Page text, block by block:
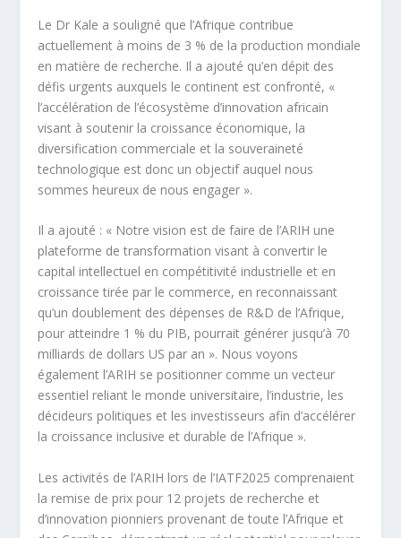
Le Dr Kale a souligné que l’Afrique contribue
actuellement à moins de 3 % de la production mondiale
en matière de recherche. Il a ajouté qu’en dépit des
défis urgents auxquels le continent est confronté, «
l’accélération de l’écosystème d’innovation africain
visant à soutenir la croissance économique, la
diversification commerciale et la souveraineté
technologique est donc un objectif auquel nous
sommes heureux de nous engager ».
Il a ajouté : « Notre vision est de faire de l’ARIH une
plateforme de transformation visant à convertir le
capital intellectuel en compétitivité industrielle et en
croissance tirée par le commerce, en reconnaissant
qu’un doublement des dépenses de R&D de l’Afrique,
pour atteindre 1 % du PIB, pourrait générer jusqu’à 70
milliards de dollars US par an ». Nous voyons
également l’ARIH se positionner comme un vecteur
essentiel reliant le monde universitaire, l’industrie, les
décideurs politiques et les investisseurs afin d’accélérer
la croissance inclusive et durable de l’Afrique ».
Les activités de l’ARIH lors de l’IATF2025 comprenaient
la remise de prix pour 12 projets de recherche et
d’innovation pionniers provenant de toute l’Afrique et